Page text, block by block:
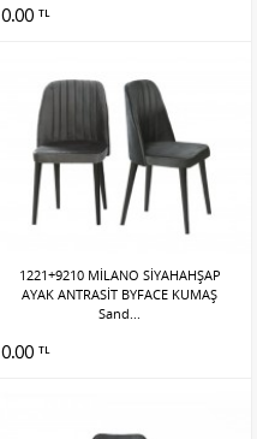
0.00 TL
1221+9210 MİLANO SİYAHAHŞAP
AYAK ANTRASİT BYFACE KUMAŞ
Sand...
0.00 TL